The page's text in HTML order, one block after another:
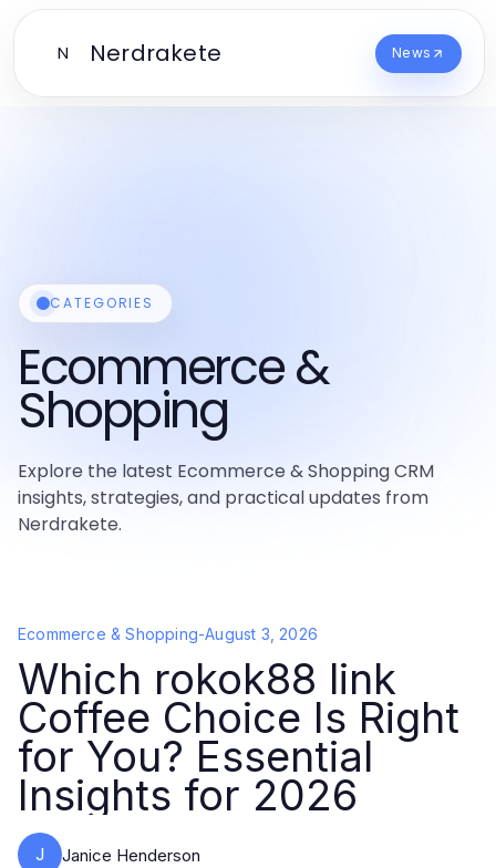
N Nerdrakete News
CATEGORIES
Ecommerce &
Shopping
Explore the latest Ecommerce & Shopping CRM
insights, strategies, and practical updates from
Nerdrakete.
Ecommerce & Shopping-August 3, 2026
Which rokok88 link
Coffee Choice Is Right
for You? Essential
Insights for 2026
J Janice Henderson